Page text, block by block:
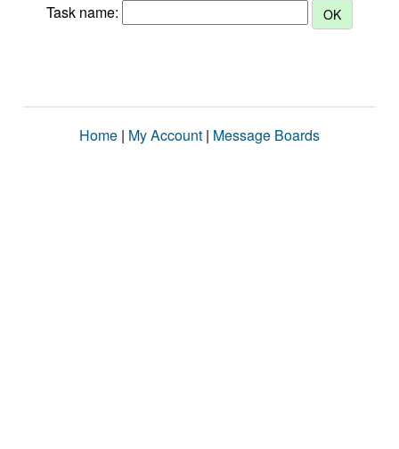
Task name:
Home | My Account | Message Boards